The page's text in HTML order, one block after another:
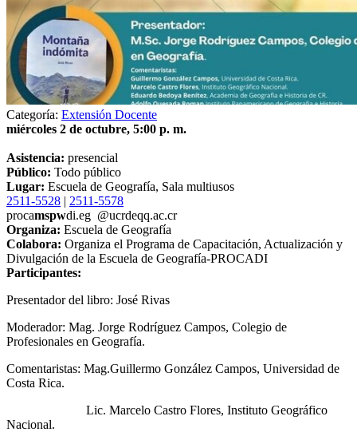
Categoría: Extensión Docente
miércoles 2 de octubre, 5:00 p. m.
Asistencia: presencial
Público: Todo público
Lugar: Escuela de Geografía, Sala multiusos
2511-5528 | 2511-5578
procamspwdi.eg @ucrdeqq.ac.cr
Organiza: Escuela de Geografía
Colabora: Organiza el Programa de Capacitación, Actualización y
Divulgación de la Escuela de Geografía-PROCADI
Participantes:
Presentador del libro: José Rivas
Moderador: Mag. Jorge Rodríguez Campos, Colegio de
Profesionales en Geografía.
Comentaristas: Mag.Guillermo González Campos, Universidad de
Costa Rica.
Lic. Marcelo Castro Flores, Instituto Geográfico
Nacional.